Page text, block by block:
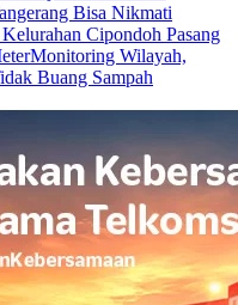
Bisa Nikmati
Cipondoh Pasang
Monitoring Wilayah,
Buang Sampah